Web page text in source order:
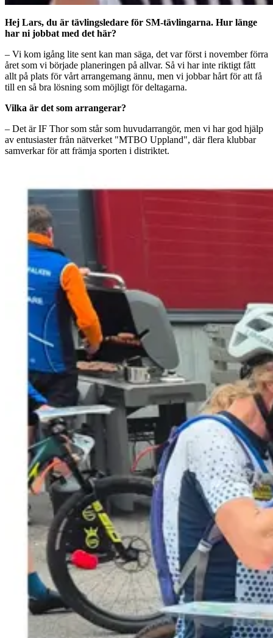
Hej Lars, du är tävlingsledare för SM-tävlingarna. Hur länge
har ni jobbat med det här?
– Vi kom igång lite sent kan man säga, det var först i november förra
året som vi började planeringen på allvar. Så vi har inte riktigt fått
allt på plats för vårt arrangemang ännu, men vi jobbar hårt för att få
till en så bra lösning som möjligt för deltagarna.
Vilka är det som arrangerar?
– Det är IF Thor som står som huvudarrangör, men vi har god hjälp
av entusiaster från nätverket "MTBO Uppland", där flera klubbar
samverkar för att främja sporten i distriktet.